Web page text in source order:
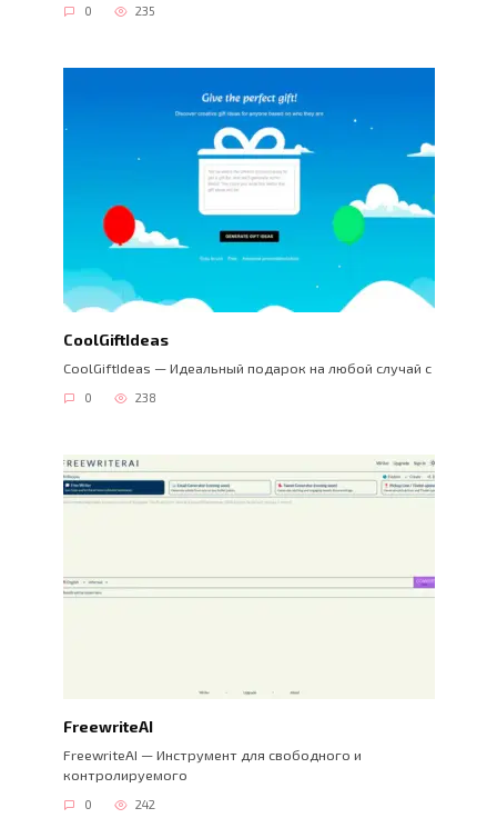
0 235
CoolGiftIdeas
CoolGiftIdeas — Идеальный подарок на любой случай с
0 238
FreewriteAI
FreewriteAI — Инструмент для свободного и
контролируемого
0 242